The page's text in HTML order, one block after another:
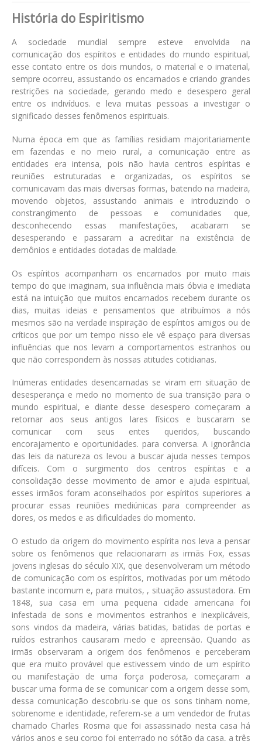
História do Espiritismo
A sociedade mundial sempre esteve envolvida na
comunicação dos espíritos e entidades do mundo espiritual,
esse contato entre os dois mundos, o material e o imaterial,
sempre ocorreu, assustando os encarnados e criando grandes
restrições na sociedade, gerando medo e desespero geral
entre os indivíduos. e leva muitas pessoas a investigar o
significado desses fenômenos espirituais.
Numa época em que as famílias residiam majoritariamente
em fazendas e no meio rural, a comunicação entre as
entidades era intensa, pois não havia centros espíritas e
reuniões estruturadas e organizadas, os espíritos se
comunicavam das mais diversas formas, batendo na madeira,
movendo objetos, assustando animais e introduzindo o
constrangimento de pessoas e comunidades que,
desconhecendo essas manifestações, acabaram se
desesperando e passaram a acreditar na existência de
demônios e entidades dotadas de maldade.
Os espíritos acompanham os encarnados por muito mais
tempo do que imaginam, sua influência mais óbvia e imediata
está na intuição que muitos encarnados recebem durante os
dias, muitas ideias e pensamentos que atribuímos a nós
mesmos são na verdade inspiração de espíritos amigos ou de
críticos que por um tempo nisso ele vê espaço para diversas
influências que nos levam a comportamentos estranhos ou
que não correspondem às nossas atitudes cotidianas.
Inúmeras entidades desencarnadas se viram em situação de
desesperança e medo no momento de sua transição para o
mundo espiritual, e diante desse desespero começaram a
retornar aos seus antigos lares físicos e buscaram se
comunicar com seus entes queridos, buscando
encorajamento e oportunidades. para conversa. A ignorância
das leis da natureza os levou a buscar ajuda nesses tempos
difíceis. Com o surgimento dos centros espíritas e a
consolidação desse movimento de amor e ajuda espiritual,
esses irmãos foram aconselhados por espíritos superiores a
procurar essas reuniões mediúnicas para compreender as
dores, os medos e as dificuldades do momento.
O estudo da origem do movimento espírita nos leva a pensar
sobre os fenômenos que relacionaram as irmãs Fox, essas
jovens inglesas do século XIX, que desenvolveram um método
de comunicação com os espíritos, motivadas por um método
bastante incomum e, para muitos, , situação assustadora. Em
1848, sua casa em uma pequena cidade americana foi
infestada de sons e movimentos estranhos e inexplicáveis,
sons vindos da madeira, várias batidas, batidas de portas e
ruídos estranhos causaram medo e apreensão. Quando as
irmãs observaram a origem dos fenômenos e perceberam
que era muito provável que estivessem vindo de um espírito
ou manifestação de uma força poderosa, começaram a
buscar uma forma de se comunicar com a origem desse som,
dessa comunicação descobriu-se que os sons tinham nome,
sobrenome e identidade, referem-se a um vendedor de frutas
chamado Charles Rosma que foi assassinado nesta casa há
vários anos e seu corpo foi enterrado no sótão da casa, a três